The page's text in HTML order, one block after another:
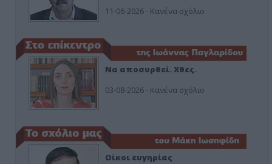
11-06-2026 - Κανένα σχόλιο
Να αποσυρθεί. Χθες.
03-08-2026 - Κανένα σχόλιο
Οίκοι ευγηρίας